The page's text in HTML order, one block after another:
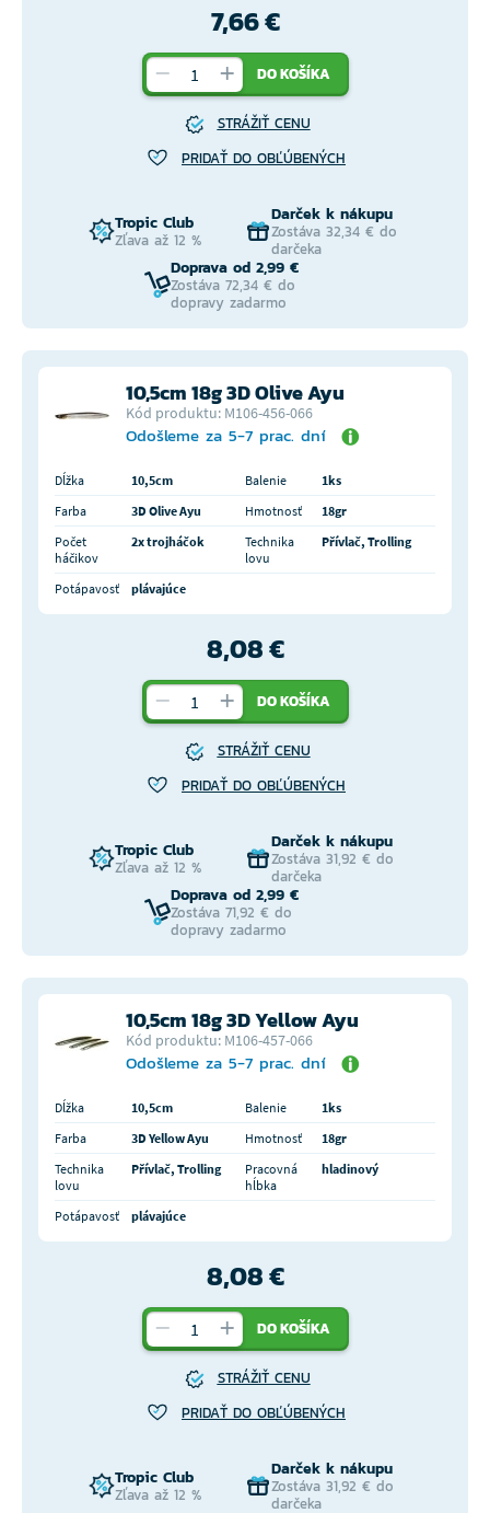
7,66 €
DO KOŠÍKA
STRÁŽIŤ CENU
PRIDAŤ DO OBĽÚBENÝCH
Tropic Club
Zľava až 12 %
Darček k nákupu
Zostáva 32,34 € do
darčeka
Doprava od 2,99 €
Zostáva 72,34 € do
dopravy zadarmo
10,5cm 18g 3D Olive Ayu
Kód produktu: M106-456-066
Odošleme za 5-7 prac. dní
Dĺžka 10,5cm Balenie
1ks
Farba
3D Olive Ayu Hmotnosť
18gr
Počet
háčikov
2x trojháčok
Technika
lovu
Přívlač, Trolling
Potápavosť plávajúce
8,08 €
DO KOŠÍKA
STRÁŽIŤ CENU
PRIDAŤ DO OBĽÚBENÝCH
Tropic Club
Zľava až 12 %
Darček k nákupu
Zostáva 31,92 € do
darčeka
Doprava od 2,99 €
Zostáva 71,92 € do
dopravy zadarmo
10,5cm 18g 3D Yellow Ayu
Kód produktu: M106-457-066
Odošleme za 5-7 prac. dní
Dĺžka 10,5cm Balenie
1ks
Farba
3D Yellow Ayu Hmotnosť
18gr
Technika
lovu
Přívlač, Trolling
Pracovná
hĺbka
hladinový
Potápavosť plávajúce
8,08 €
DO KOŠÍKA
STRÁŽIŤ CENU
PRIDAŤ DO OBĽÚBENÝCH
Tropic Club
Zľava až 12 %
Darček k nákupu
Zostáva 31,92 € do
darčeka